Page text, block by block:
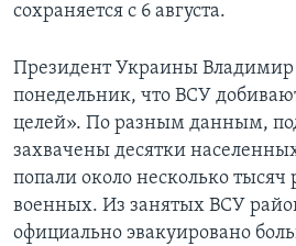
сохраняется с 6 августа.
Президент Украины Владимир
понедельник, что ВСУ
целей». По разным данным,
захвачены десятки
попали около несколько тысяч
военных. Из занятых ВСУ
официально эвакуировано